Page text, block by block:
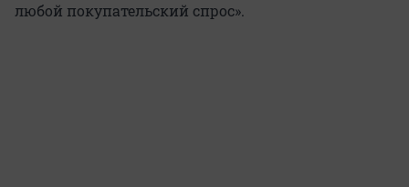
любой покупательский спрос».